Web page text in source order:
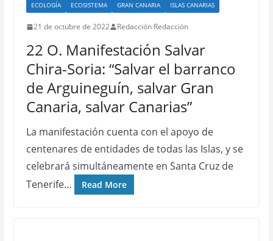
ECOLOGÍA
ECOSISTEMA GRAN CANARIA ISLAS CANARIAS
21 de octubre de 2022 Redacción Redacción
22 O. Manifestación Salvar
Chira-Soria: “Salvar el barranco
de Arguineguín, salvar Gran
Canaria, salvar Canarias”
La manifestación cuenta con el apoyo de
centenares de entidades de todas las Islas, y se
celebrará simultáneamente en Santa Cruz de
Tenerife…
Read More